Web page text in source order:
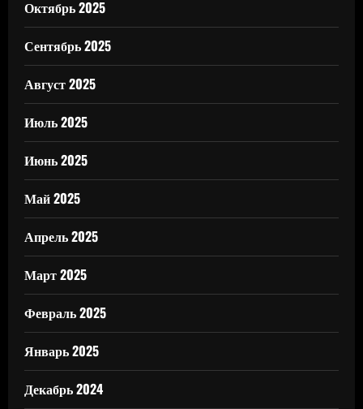
Октябрь 2025
Сентябрь 2025
Август 2025
Июль 2025
Июнь 2025
Май 2025
Апрель 2025
Март 2025
Февраль 2025
Январь 2025
Декабрь 2024